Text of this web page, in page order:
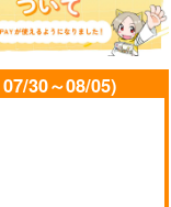
サンプル
作品詳細
30～08/05)